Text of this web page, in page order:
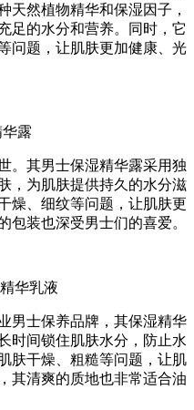
天然植物精华和保湿因子，
足的水分和营养。同时，它
问题，让肌肤更加健康、光
露
。其男士保湿精华露采用独
，为肌肤提供持久的水分滋
燥、细纹等问题，让肌肤更
包装也深受男士们的喜爱。
华乳液
男士保养品牌，其保湿精华
时间锁住肌肤水分，防止水
肤干燥、粗糙等问题，让肌
其清爽的质地也非常适合油